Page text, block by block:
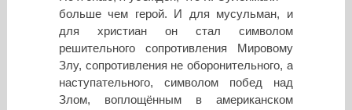
больше чем герой. И для мусульман, и
для христиан он стал символом
решительного сопротивления Мировому
Злу, сопротивления не оборонительного, а
наступательного, символом побед над
Злом, воплощённым в американском